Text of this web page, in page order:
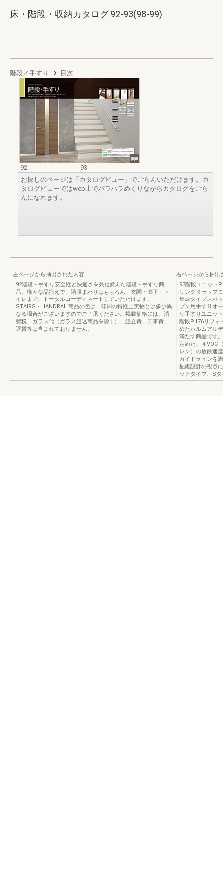
床・階段・収納カタログ 92-93(98-99)
階段／手すり 目次
92
93
お探しのページは「カタログビュー」でごらんいただけます。カ
タログビューではweb上でパラパラめくりながらカタログをごら
んになれます。
左ページから抽出された内容
92階段・手すり安全性と快適さを兼ね備えた階段・手すり商
品。様々な品揃えで、階段まわりはもちろん、玄関・廊下・ト
イレまで、トータルコーディネートしていただけます。
STAIRS・HANDRAIL商品の色は、印刷の特性上実物とは多少異
なる場合がございますのでご了承ください。掲載価格には、消
費税、ガラス代（ガラス組込商品を除く）、組立費、工事費、
運賃等は含まれておりません。
右ページから抽出
93階段ユニット
リングタラップ
集成タイプスポ
プン用手すりオ
り手すりユニッ
階段P.176リフォ
めたホルムアル
満たす商品です
定めた、４VOC
レン）の放散速
ガイドラインを
配慮設計の視点
ックタイプ、Sタ